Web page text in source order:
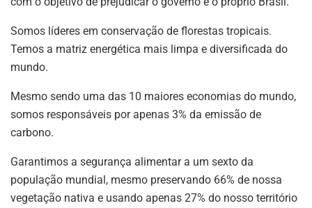
Somos líderes em conservação de florestas tropicais.
Temos a matriz energética mais limpa e diversificada do
mundo.
Mesmo sendo uma das 10 maiores economias do mundo,
somos responsáveis por apenas 3% da emissão de
carbono.
Garantimos a segurança alimentar a um sexto da
população mundial, mesmo preservando 66% de nossa
vegetação nativa e usando apenas 27% do nosso território